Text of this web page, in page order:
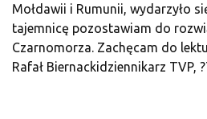
Mołdawii i Rumunii, wydarzyło
tajemnicę pozostawiam do
Czarnomorza. Zachęcam do
Rafał Biernackidziennikarz TVP,